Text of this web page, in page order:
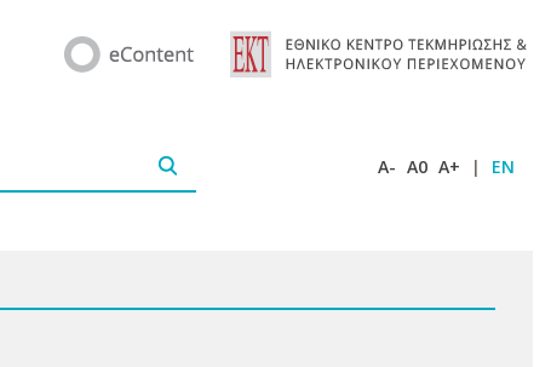
A- A0 A+ | EN